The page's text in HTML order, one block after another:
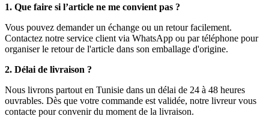
1. Que faire si l’article ne me convient pas ?
Vous pouvez demander un échange ou un retour facilement.
Contactez notre service client via WhatsApp ou par téléphone pour
organiser le retour de l'article dans son emballage d'origine.
2. Délai de livraison ?
Nous livrons partout en Tunisie dans un délai de 24 à 48 heures
ouvrables. Dès que votre commande est validée, notre livreur vous
contacte pour convenir du moment de la livraison.